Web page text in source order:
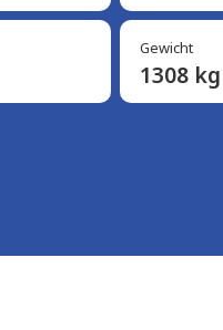
Gewicht
1308 kg